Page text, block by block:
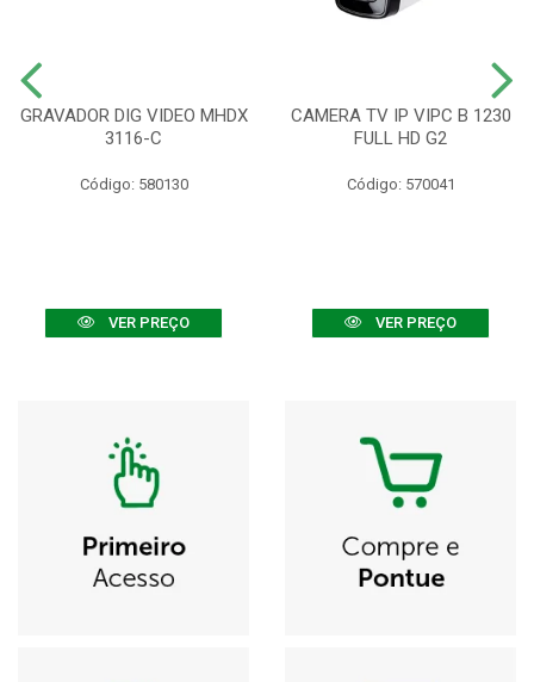
GRAVADOR DIG VIDEO MHDX
3116-C
Código: 580130
VER PREÇO
CAMERA TV IP VIPC B 1230
FULL HD G2
Código: 570041
VER PREÇO